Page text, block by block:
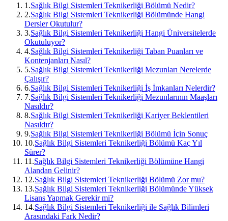
1 .Sağlık Bilgi Sistemleri Teknikerliği Bölümü Nedir?
2.Sağlık Bilgi Sistemleri Teknikerliği Bölümünde Hangi
Dersler Okutulur?
3.Sağlık Bilgi Sistemleri Teknikerliği Hangi Üniversitelerde
Okutuluyor?
4.Sağlık Bilgi Sistemleri Teknikerliği Taban Puanları ve
Kontenjanları Nasıl?
5.Sağlık Bilgi Sistemleri Teknikerliği Mezunları Nerelerde
Çalışır?
6.Sağlık Bilgi Sistemleri Teknikerliği İş İmkanları Nelerdir?
7.Sağlık Bilgi Sistemleri Teknikerliği Mezunlarının Maaşları
Nasıldır?
8.Sağlık Bilgi Sistemleri Teknikerliği Kariyer Beklentileri
Nasıldır?
9.Sağlık Bilgi Sistemleri Teknikerliği Bölümü İçin Sonuç
10.Sağlık Bilgi Sistemleri Teknikerliği Bölümü Kaç Yıl
Sürer?
11 .Sağlık Bilgi Sistemleri Teknikerliği Bölümüne Hangi
Alandan Gelinir?
12.Sağlık Bilgi Sistemleri Teknikerliği Bölümü Zor mu?
13.Sağlık Bilgi Sistemleri Teknikerliği Bölümünde Yüksek
Lisans Yapmak Gerekir mi?
14.Sağlık Bilgi Sistemleri Teknikerliği ile Sağlık Bilimleri
Arasındaki Fark Nedir?